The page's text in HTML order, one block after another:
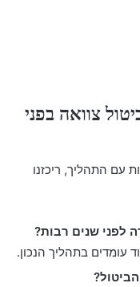
צוואה בפני
עם התהליך, ריכזנו
לפני שנים רבות?
עומדים בתהליך הנכון.